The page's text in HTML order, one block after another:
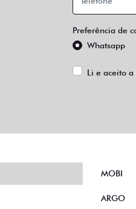
Preferência de
Whatsapp
Li e aceito a
MOBI
ARGO